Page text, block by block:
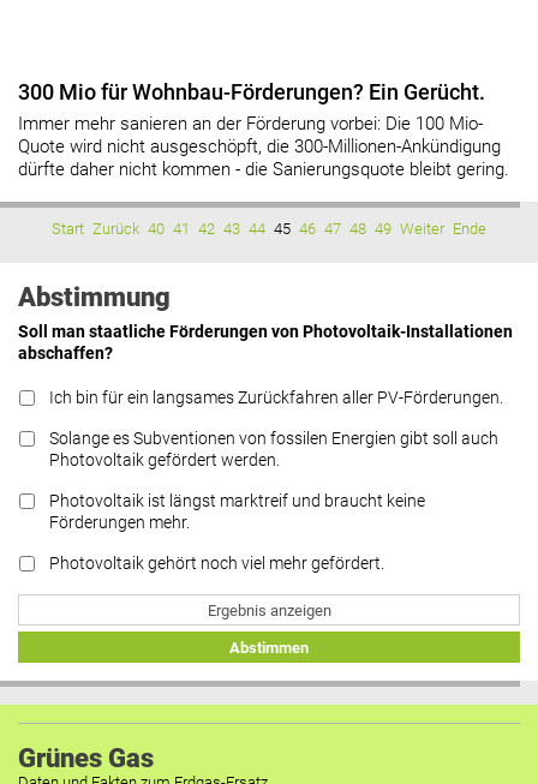
300 Mio für Wohnbau-Förderungen? Ein Gerücht.
Immer mehr sanieren an der Förderung vorbei: Die 100 Mio-
Quote wird nicht ausgeschöpft, die 300-Millionen-Ankündigung
dürfte daher nicht kommen - die Sanierungsquote bleibt gering.
Start Zurück 40 41 42 43 44 45 46 47 48 49 Weiter Ende
Abstimmung
Soll man staatliche Förderungen von Photovoltaik-Installationen
abschaffen?
Ich bin für ein langsames Zurückfahren aller PV-Förderungen.
Solange es Subventionen von fossilen Energien gibt soll auch
Photovoltaik gefördert werden.
Photovoltaik ist längst marktreif und braucht keine
Förderungen mehr.
Photovoltaik gehört noch viel mehr gefördert.
Ergebnis anzeigen
Abstimmen
Grünes Gas